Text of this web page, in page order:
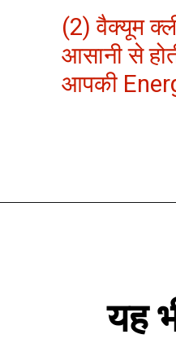
(2) वैक्यूम
आसानी से
आपकी
यह